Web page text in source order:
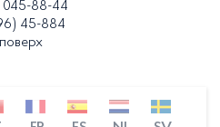
045-88-44
45-884